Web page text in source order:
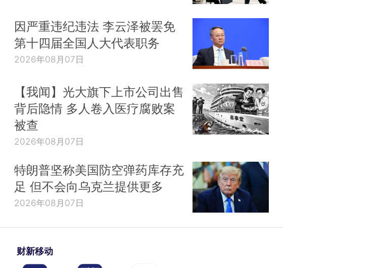
因严重违纪违法 李云泽被罢免
第十四届全国人大代表职务
2026年08月07日
【我闻】光大旗下上市公司出售
背后隐情 多人卷入医疗腐败案
被查
2026年08月07日
特朗普坚称美国防空弹药库存充
足 但不会向乌克兰提供更多
2026年08月07日
财新移动